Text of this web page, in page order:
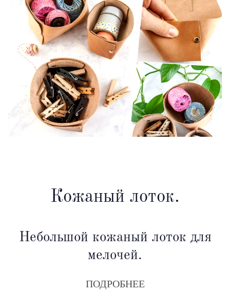
Кожаный лоток.
Небольшой кожаный лоток для
мелочей.
ПОДРОБНЕЕ